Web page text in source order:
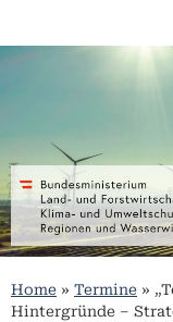
Home » Termine »
Hintergründe –